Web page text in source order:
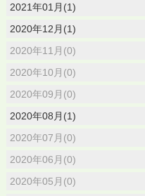
2021年01月(1)
2020年12月(1)
2020年11月(0)
2020年10月(0)
2020年09月(0)
2020年08月(1)
2020年07月(0)
2020年06月(0)
2020年05月(0)